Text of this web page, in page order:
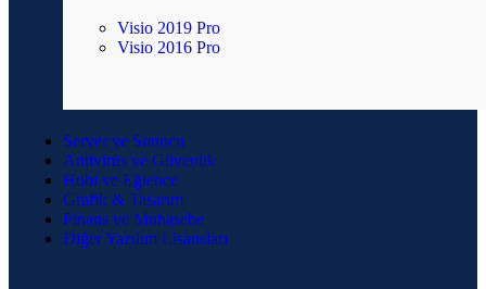
Visio 2019 Pro
Visio 2016 Pro
Server ve Sunucu
Antivirüs ve Güvenlik
Hobi ve Eğlence
Grafik & Tasarım
Finans ve Muhasebe
Diğer Yazılım Lisansları